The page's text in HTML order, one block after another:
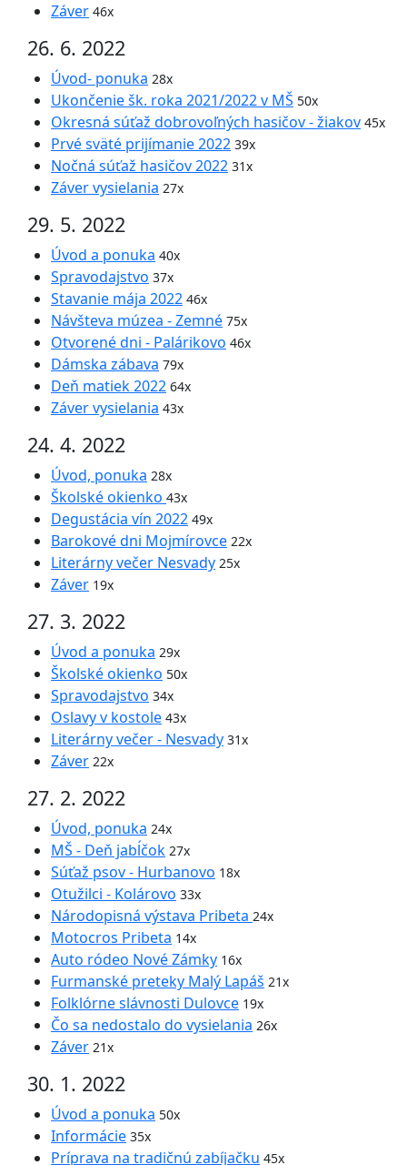
Záver 46x
26. 6. 2022
Úvod- ponuka 28x
Ukončenie šk. roka 2021/2022 v MŠ 50x
Okresná súťaž dobrovoľných hasičov - žiakov 45x
Prvé sväté prijímanie 2022 39x
Nočná súťaž hasičov 2022 31x
Záver vysielania 27x
29. 5. 2022
Úvod a ponuka 40x
Spravodajstvo 37x
Stavanie mája 2022 46x
Návšteva múzea - Zemné 75x
Otvorené dni - Palárikovo 46x
Dámska zábava 79x
Deň matiek 2022 64x
Záver vysielania 43x
24. 4. 2022
Úvod, ponuka 28x
Školské okienko 43x
Degustácia vín 2022 49x
Barokové dni Mojmírovce 22x
Literárny večer Nesvady 25x
Záver 19x
27. 3. 2022
Úvod a ponuka 29x
Školské okienko 50x
Spravodajstvo 34x
Oslavy v kostole 43x
Literárny večer - Nesvady 31x
Záver 22x
27. 2. 2022
Úvod, ponuka 24x
MŠ - Deň jabĺčok 27x
Súťaž psov - Hurbanovo 18x
Otužilci - Kolárovo 33x
Národopisná výstava Pribeta 24x
Motocros Pribeta 14x
Auto ródeo Nové Zámky 16x
Furmanské preteky Malý Lapáš 21x
Folklórne slávnosti Dulovce 19x
Čo sa nedostalo do vysielania 26x
Záver 21x
30. 1. 2022
Úvod a ponuka 50x
Informácie 35x
Príprava na tradičnú zabíjačku 45x